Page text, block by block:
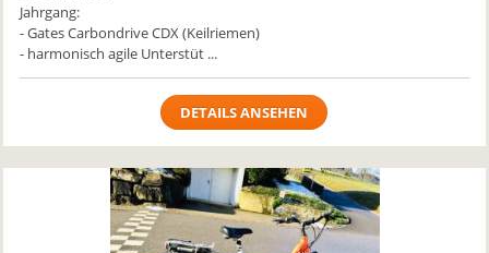
Jahrgang:
- Gates Carbondrive CDX (Keilriemen)
- harmonisch agile Unterstüt ...
DETAILS ANSEHEN